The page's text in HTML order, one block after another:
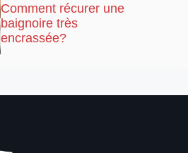
Comment récurer une
baignoire très
encrassée?